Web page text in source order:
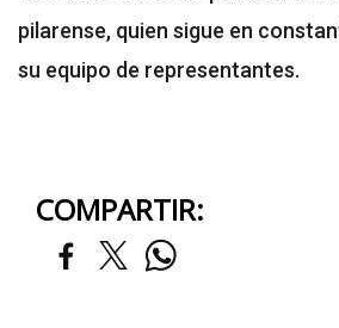
pilarense, quien sigue en
su equipo de representantes.
COMPARTIR: